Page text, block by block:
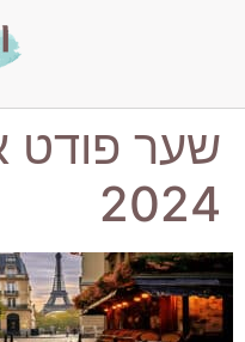
שער פודט
2024